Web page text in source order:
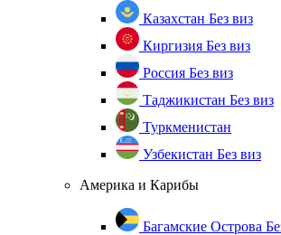
Казахстан Без виз
Киргизия Без виз
Россия Без виз
Таджикистан Без виз
Туркменистан
Узбекистан Без виз
Америка и Карибы
Багамские Острова